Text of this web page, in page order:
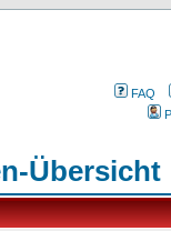
FAQ
Übersicht